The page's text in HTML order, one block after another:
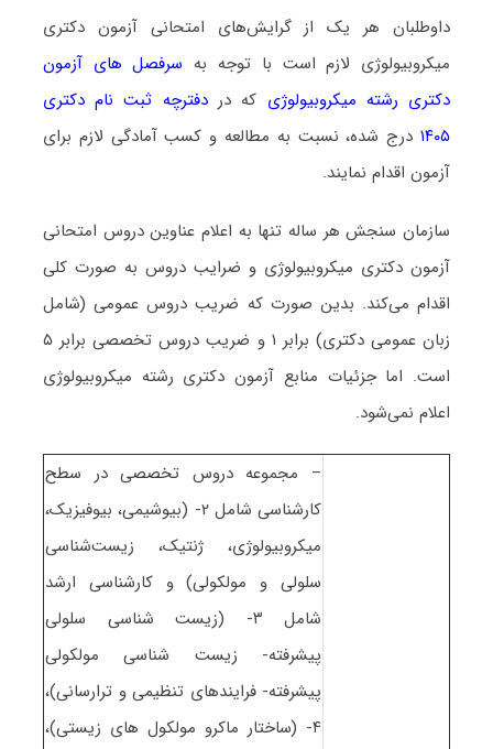
داوطلبان هر یک از گرایش‌های امتحانی آزمون دکتری
ﻣﻴﻜﺮوﺑﻴﻮﻟﻮژی لازم است با توجه به سرفصل های آزمون
دکتری رشته ﻣﻴﻜﺮوﺑﻴﻮﻟﻮژی که در دفترچه ثبت نام دکتری
۱۴۰۵درج شده، نسبت به مطالعه و کسب آمادگی لازم برای
آزمون اقدام نمایند.
سازمان سنجش هر ساله تنها به اعلام عناوین دروس امتحانی
آزمون دکتری ﻣﻴﻜﺮوﺑﻴﻮﻟﻮژی و ضرایب دروس به صورت کلی
اقدام می‌کند. بدین صورت که ضریب دروس عمومی (شامل
زبان عمومی دکتری) برابر ۱ و ضریب دروس تخصصی برابر ۵
است. اما جزئیات منابع آزمون دکتری رشته ﻣﻴﻜﺮوﺑﻴﻮﻟﻮژی
اعلام نمی‌شود.
– مجموعه دروس تخصصی در سطح
کارشناسی شامل ۲- (بیوشیمی، بیوفیزیک،
میکروبیولوژی، ژنتیک، زیست‌شناسی
سلولی و مولکولی) و کارشناسی ارشد
شامل ۳- (زیست شناسی سلولی
پیشرفته- زیست شناسی مولکولی
پیشرفته- فرایندهای تنظیمی و ترارسانی)،
۴- (ساختار ماکرو مولکول های زیستی)،